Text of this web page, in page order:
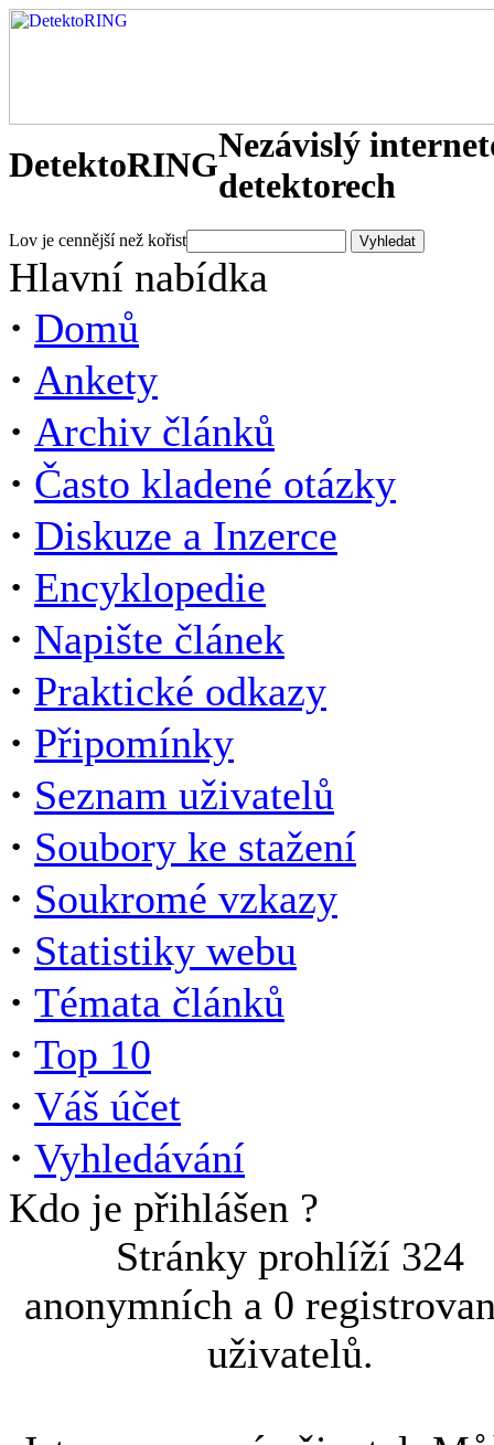
DetektoRINGNezávislý
detektorech
Lov je cennější než kořist
Hlavní nabídka
· Domů
· Ankety
· Archiv článků
· Často kladené otázky
· Diskuze a Inzerce
· Encyklopedie
· Napište článek
· Praktické odkazy
· Připomínky
· Seznam uživatelů
· Soubory ke stažení
· Soukromé vzkazy
· Statistiky webu
· Témata článků
· Top 10
· Váš účet
· Vyhledávání
Kdo je přihlášen ?
Stránky prohlíží 324
anonymních a 0
uživatelů.